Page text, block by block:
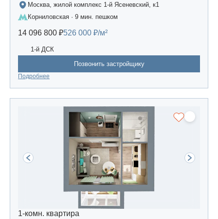
Москва, жилой комплекс 1-й Ясеневский, к1
Корниловская · 9 мин. пешком
14 096 800 ₽526 000 ₽/м²
1-й ДСК
Позвонить застройщику
Подробнее
1-комн. квартира